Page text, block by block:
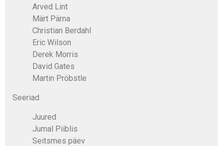
Arved Lint
Märt Pärna
Christian Berdahl
Eric Wilson
Derek Morris
David Gates
Martin Pröbstle
Seeriad
Juured
Jumal Piiblis
Seitsmes päev